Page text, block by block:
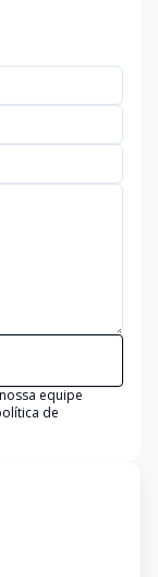
equipe
de